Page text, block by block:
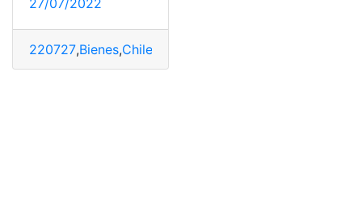
27/07/2022
220727,Bienes,Chile